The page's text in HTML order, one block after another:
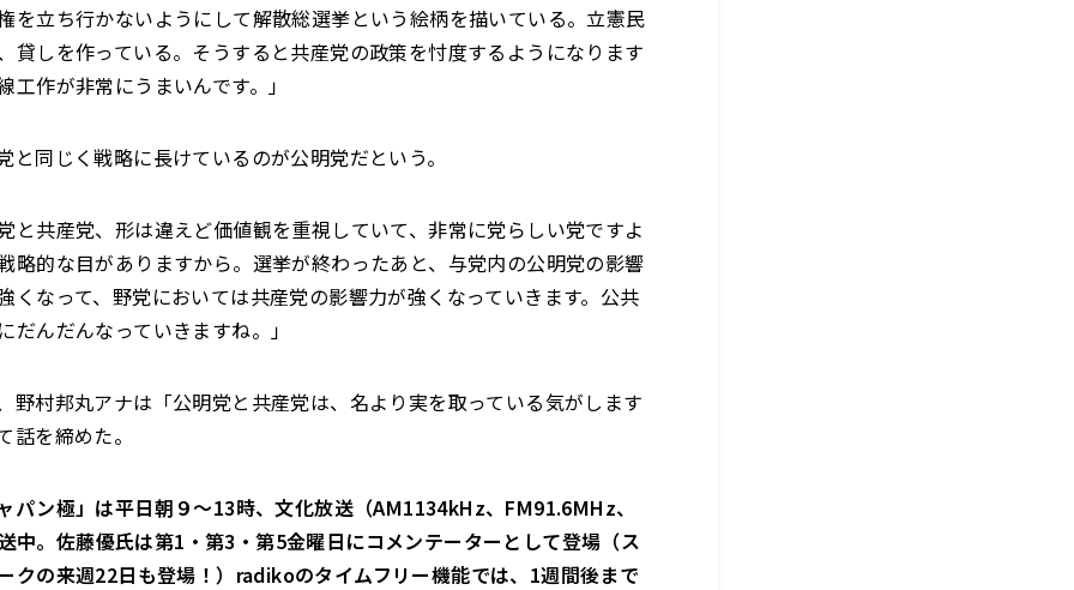
を立ち行かないようにして解散総選挙という絵柄を描いている。立憲民
貸しを作っている。そうすると共産党の政策を忖度するようになります
工作が非常にうまいんです。」
と同じく戦略に長けているのが公明党だという。
と共産党、形は違えど価値観を重視していて、非常に党らしい党ですよ
略的な目がありますから。選挙が終わったあと、与党内の公明党の影響
くなって、野党においては共産党の影響力が強くなっていきます。公共
だんだんなっていきますね。」
野村邦丸アナは「公明党と共産党は、名より実を取っている気がします
話を締めた。
パン極」は平日朝９～13時、文化放送（AM1134kHz、FM91.6MHz、
中。佐藤優氏は第1・第3・第5金曜日にコメンテーターとして登場（ス
クの来週22日も登場！）radikoのタイムフリー機能では、1週間後まで